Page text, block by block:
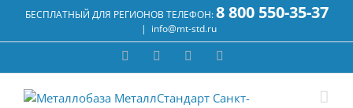
content
БЕСПЛАТНЫЙ ДЛЯ РЕГИОНОВ ТЕЛЕФОН:8 800 550-35-37
| info@mt-std.ru
WhatsApp Email